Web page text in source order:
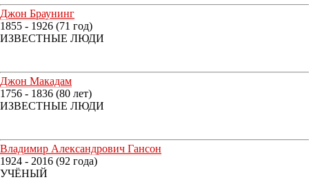
Джон Браунинг
1855 - 1926 (71 год)
ИЗВЕСТНЫЕ ЛЮДИ
Джон Макадам
1756 - 1836 (80 лет)
ИЗВЕСТНЫЕ ЛЮДИ
Владимир Александрович Гансон
1924 - 2016 (92 года)
УЧЁНЫЙ